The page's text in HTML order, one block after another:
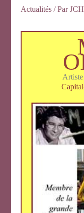
Actualités / Par
Artiste